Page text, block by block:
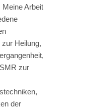
Meine Arbeit
Heilung,
zur
der